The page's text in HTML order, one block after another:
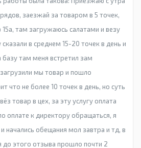
заезжай за товаром в 5 точек,
там загружаюсь салатами и везу
в среднем 15-20 точек в день и
базу там меня встретил зам
мы товар и пошло
что не более 10 точек в день, но суть
товар в цех, за эту услугу оплата
оплате к директору обращаться, я
начались обещания мол завтра и тд, в
этого отзыва прошло почти 2